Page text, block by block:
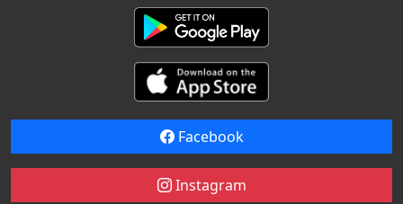
Facebook
Instagram